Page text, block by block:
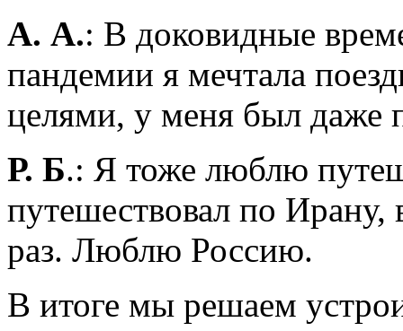
А. А.: В доковидные
пандемии я мечтала
целями, у меня был даже
Р. Б.: Я тоже люблю
путешествовал по Ирану,
раз. Люблю Россию.
В итоге мы решаем